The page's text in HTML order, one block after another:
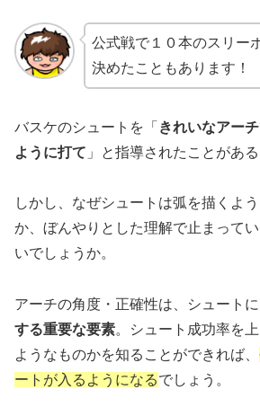
公式戦で１０本のスリー
決めたこともあります！
バスケのシュートを「 きれいなアー
ように打て 」と指導されたことがあ
しかし、なぜシュートは弧を描くよ
か、ぼんやりとした理解で止まって
いでしょうか。
アーチの角度・正確性は、シュート
する重要な要素。シュート成功率を
ようなものかを知ることができれば、
ートが入るようになるでしょう。